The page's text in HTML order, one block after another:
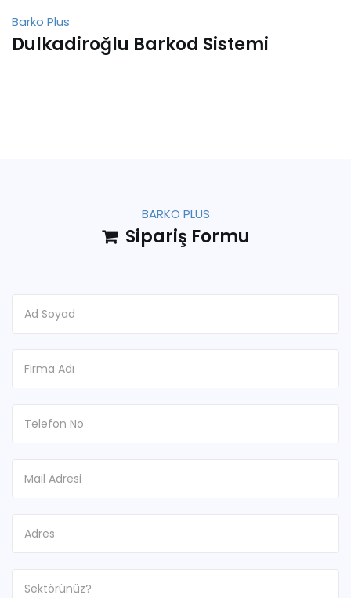
Barko Plus
Dulkadiroğlu Barkod Sistemi
BARKO PLUS
Sipariş Formu